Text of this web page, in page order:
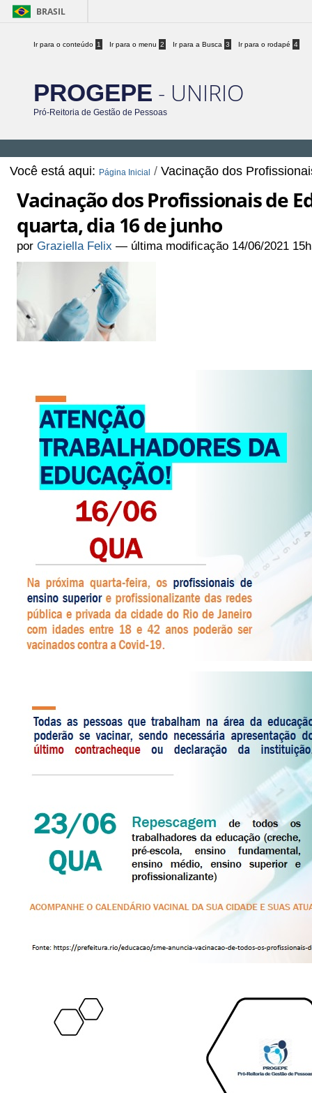
BRASIL
Ir para o conteúdo 1 Ir para o menu 2 Ir para a Busca 3 Ir para o rodapé 4
PROGEPE - UNIRIO
Pró-Reitoria de Gestão de Pessoas
Você está aqui: Página Inicial /Vacinação dos
Vacinação dos Profissionais de
quarta, dia 16 de junho
porGraziella Felix — última modificação 14/06/2021